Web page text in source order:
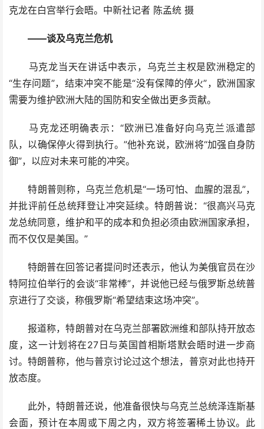
克龙在白宫举行会晤。中新社记者 陈孟统 摄
——谈及乌克兰危机
马克龙当天在讲话中表示，乌克兰主权是欧洲稳定的
“生存问题”，结束冲突不能是“没有保障的停火”，欧洲国家
需要为维护欧洲大陆的国防和安全做出更多贡献。
马克龙还明确表示：“欧洲已准备好向乌克兰派遣部
队，以确保停火得到执行。”他补充说，欧洲将“加强自身防
御”，以应对未来可能的冲突。
特朗普则称，乌克兰危机是“一场可怕、血腥的混乱”，
并批评前任总统拜登让冲突延续。特朗普说：“很高兴马克
龙总统同意，维护和平的成本和负担必须由欧洲国家承担，
而不仅仅是美国。”
特朗普在回答记者提问时还表示，他认为美俄官员在沙
特阿拉伯举行的会谈“非常棒”，并说他已经与俄罗斯总统普
京进行了交谈，称俄罗斯“希望结束这场冲突”。
报道称，特朗普对在乌克兰部署欧洲维和部队持开放态
度，这一计划将在27日与英国首相斯塔默会晤时进一步商
讨。特朗普称，他与普京讨论过这个想法，普京对此也持开
放态度。
此外，特朗普还说，他准备很快与乌克兰总统泽连斯基
会面，预计在本周或下周之内，双方将签署稀土协议。此